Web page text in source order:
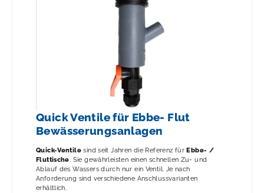
Quick Ventile für Ebbe- Flut
Bewässerungsanlagen
Quick-Ventile sind seit Jahren die Referenz für Ebbe- /
Fluttische. Sie gewährleisten einen schnellen Zu- und
Ablauf des Wassers durch nur ein Ventil. Je nach
Anforderung sind verschiedene Anschlussvarianten
erhältlich.